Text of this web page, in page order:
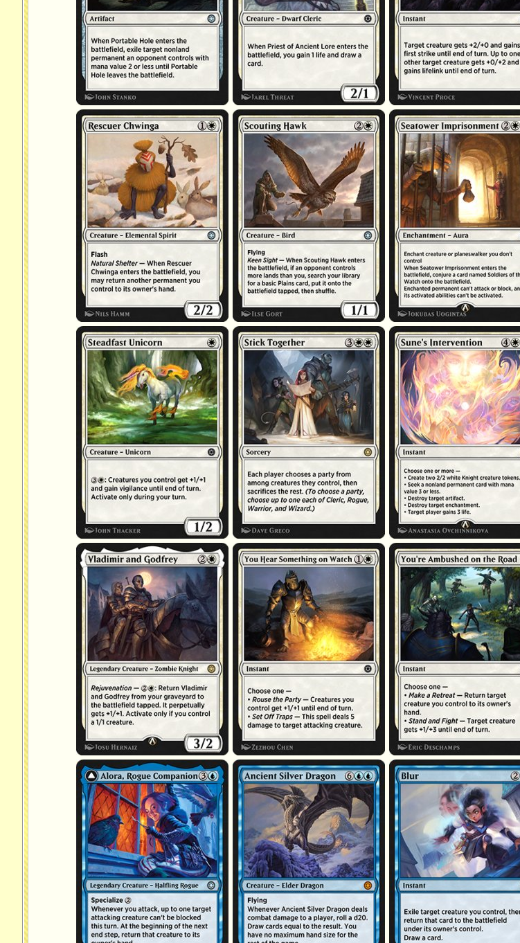
Chwinga sauveteur Faucon éclaireur Emprisonnement dans Fort marin
Licorne inébranlable Rester groupés Intervention de Sunie
Vladimir et Godfrey Vous entendez quelque chose Vous tombez dans une embuscade
Alora, compagnonne rôdeuse Dragon d'argent ancien Flou